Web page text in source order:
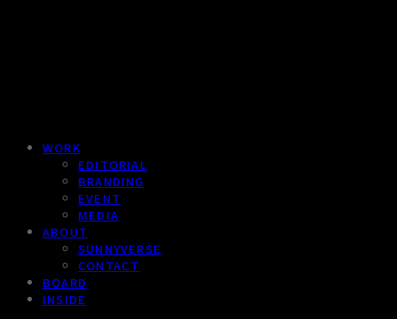
WORK
EDITORIAL
BRANDING
EVENT
MEDIA
ABOUT
SUNNYVERSE
CONTACT
BOARD
INSIDE